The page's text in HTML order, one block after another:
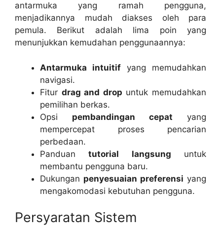
antarmuka yang ramah pengguna,
menjadikannya mudah diakses oleh para
pemula. Berikut adalah lima poin yang
menunjukkan kemudahan penggunaannya:
Antarmuka intuitif yang memudahkan
navigasi.
Fitur drag and drop untuk memudahkan
pemilihan berkas.
Opsi pembandingan cepat yang
mempercepat proses pencarian
perbedaan.
Panduantutorial langsung untuk
membantu pengguna baru.
Dukungan penyesuaian preferensi yang
mengakomodasi kebutuhan pengguna.
Persyaratan Sistem